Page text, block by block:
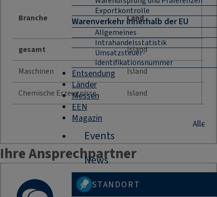
Exportkontrolle
Warenverkehr innerhalb der EU
Allgemeines
Intrahandelsstatistik
Umsatzsteuer-
Identifikationsnummer
Entsendung
Länder
Messen
EEN
Magazin
Events
News
STANDORT
Branche Land
gesamt Island
Maschinen Island
Chemische Erzeugnisse Island
Alle
Ihre Ansprechpartner